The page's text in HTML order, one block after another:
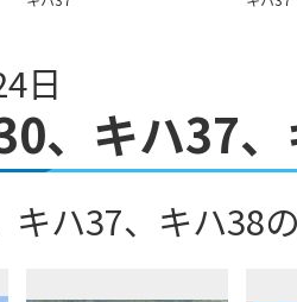
日
、キハ37
キハ37、キハ38